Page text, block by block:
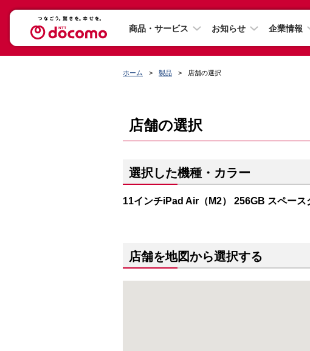
商品・サービス お知らせ 企業情報
ホーム 製品 店舗の選択
店舗の選択
選択した機種・カラー
11インチiPad Air（M2） 256GB スペース
店舗を地図から選択する